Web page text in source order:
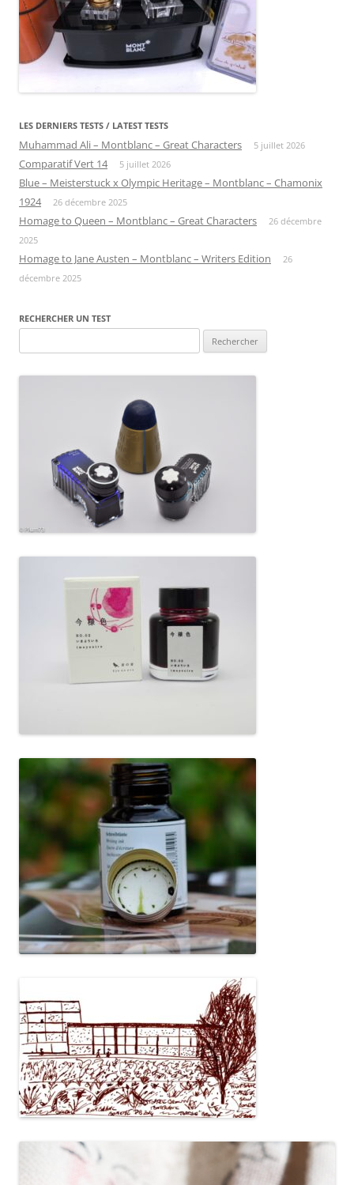
LES DERNIERS TESTS / LATEST TESTS
Muhammad Ali – Montblanc – Great Characters 5 juillet 2026
Comparatif Vert 14 5 juillet 2026
Blue – Meisterstuck x Olympic Heritage – Montblanc – Chamonix
1924
26 décembre 2025
Homage to Queen – Montblanc – Great Characters
26 décembre
2025
Homage to Jane Austen – Montblanc – Writers Edition
26
décembre 2025
RECHERCHER UN TEST